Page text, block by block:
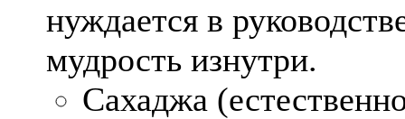
нуждается в
мудрость изнутри.
Сахаджа